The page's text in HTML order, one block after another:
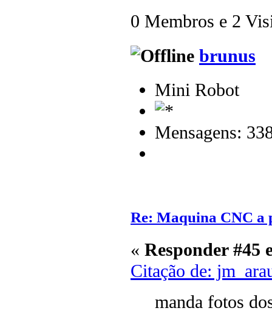
0 Membros e 2
brunus
Mini Robot
Mensagens:
Re: Maquina CNC a
« Responder #45
Citação de:
manda fotos